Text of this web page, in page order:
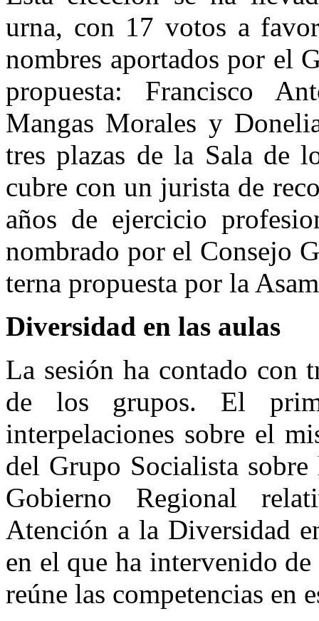
urna, con 17 votos a
nombres aportados por el
propuesta: Francisco
Mangas Morales y
tres plazas de la Sala de
cubre con un jurista de
años de ejercicio
nombrado por el Consejo
terna propuesta por la
Diversidad en las aulas
La sesión ha contado con
de los grupos. El
interpelaciones sobre el
del Grupo Socialista
Gobierno Regional
Atención a la Diversidad
en el que ha intervenido
reúne las competencias en